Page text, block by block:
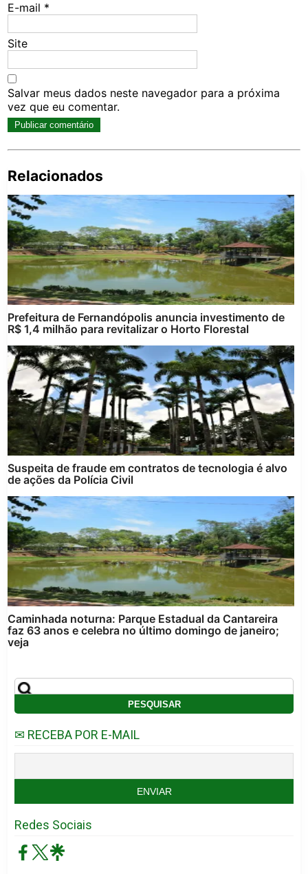
E-mail *
Site
Salvar meus dados neste navegador para a próxima
vez que eu comentar.
Relacionados
Prefeitura de Fernandópolis anuncia investimento de
R$ 1,4 milhão para revitalizar o Horto Florestal
Suspeita de fraude em contratos de tecnologia é alvo
de ações da Polícia Civil
Caminhada noturna: Parque Estadual da Cantareira
faz 63 anos e celebra no último domingo de janeiro;
veja
✉ RECEBA POR E-MAIL
Redes Sociais